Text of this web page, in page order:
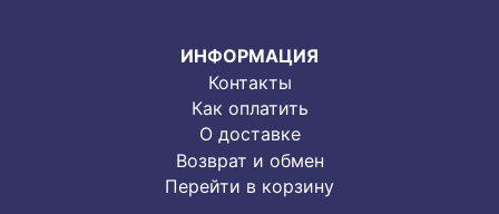
ИНФОРМАЦИЯ
Контакты
Как оплатить
О доставке
Возврат и обмен
Перейти в корзину